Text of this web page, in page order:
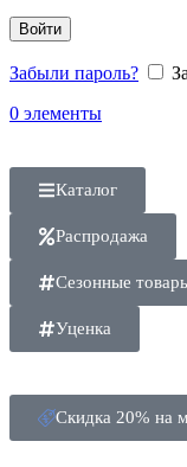
Войти
Забыли пароль?
0 элементы
Каталог
Распродажа
Сезонные
Уценка
Скидка 20% на